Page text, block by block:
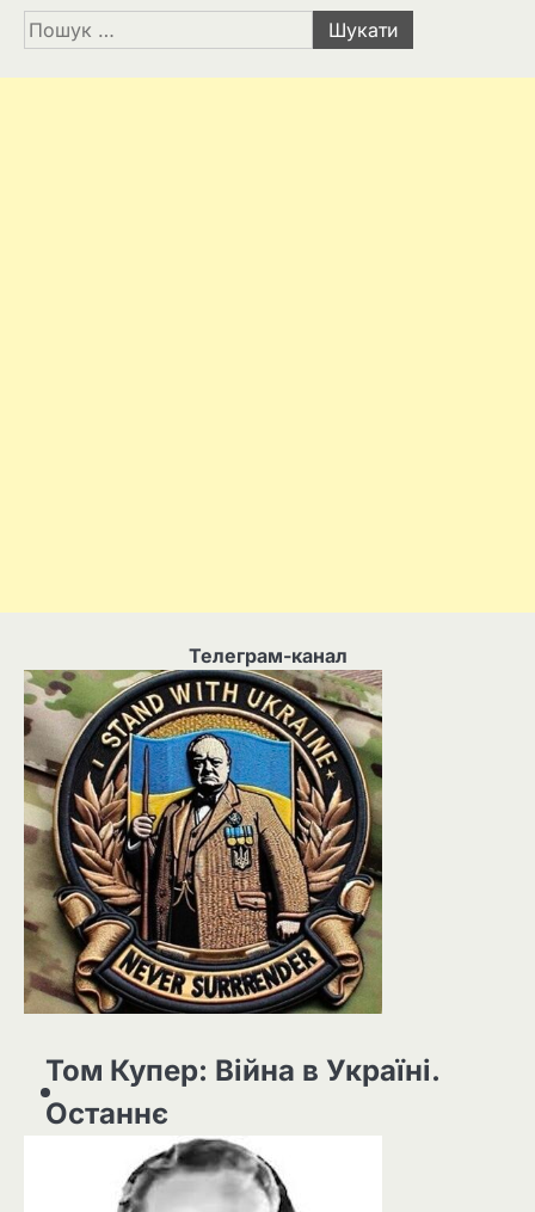
Пошук:
Телеграм-канал
Том Купер: Війна в Україні.
Останнє